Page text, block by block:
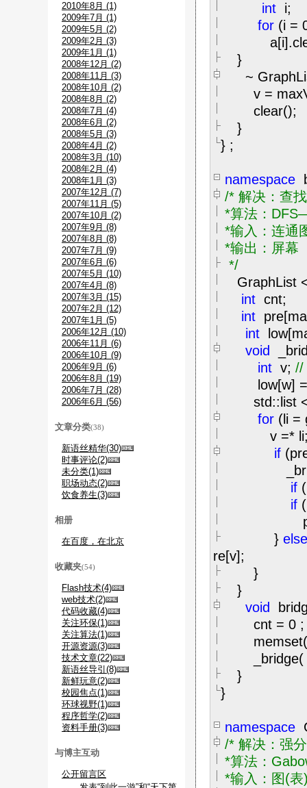
int i;
for (i =
}
~
v =
clear();
}
} ;
namespace
/* 解决：查
*算法：
*输入：连通
*输出：屏幕
*/
GraphList
int cnt;
int
int
void
int v; //
low[w] =
std::list
for (li =
v =*
if
if
if
} else
re[v];
}
}
void
cnt = 0 ;
_bridge(
}
}
namespace
/* 解决：强
*算法：
*输入：图(表
2010年8月 (1)
2009年7月 (1)
2009年5月 (2)
2009年2月 (3)
2009年1月 (1)
2008年12月 (2)
2008年11月 (3)
2008年10月 (2)
2008年8月 (2)
2008年7月 (4)
2008年6月 (2)
2008年5月 (3)
2008年4月 (2)
2008年3月 (10)
2008年2月 (4)
2008年1月 (3)
2007年12月 (7)
2007年11月 (5)
2007年10月 (2)
2007年9月 (8)
2007年8月 (8)
2007年7月 (9)
2007年6月 (6)
2007年5月 (10)
2007年4月 (8)
2007年3月 (15)
2007年2月 (12)
2007年1月 (5)
2006年12月 (10)
2006年11月 (6)
2006年10月 (9)
2006年9月 (6)
2006年8月 (19)
2006年7月 (28)
2006年6月 (56)
文章分类(38)
新语丝精华(30)
时事评论(2)
未分类(1)
职场动态(2)
饮食养生(3)
相册
在百度，在北京
收藏夹(54)
Flash技术(4)
web技术(2)
代码收藏(4)
关注环保(1)
关注算法(1)
开源资源(3)
技术文章(22)
新语丝导引(8)
新鲜玩意(2)
校园焦点(1)
环球视野(1)
程序哲学(2)
资料手册(3)
与博主互动
公开留言区